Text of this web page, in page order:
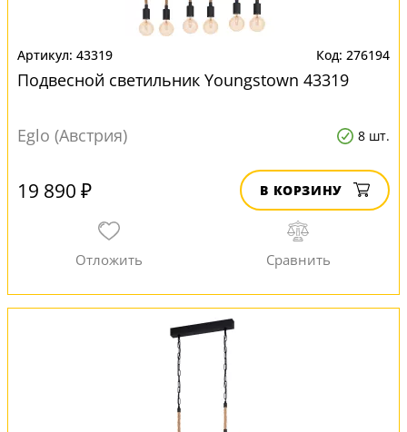
43319 276194
Подвесной светильник Youngstown 43319
Eglo (Австрия) 8 шт.
19 890 ₽ В КОРЗИНУ